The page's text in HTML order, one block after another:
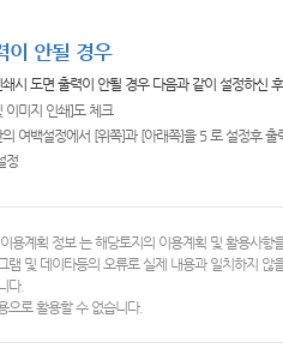
이 안될 경우
시 도면 출력이 안될 경우 다음과 같이 설정하신
이미지 인쇄]도 체크
여백설정에서 [위쪽]과 [아래쪽]을 5 로 설정후 출
정
용계획 정보 는 해당토지의 이용계획 및 활용사
램 및 데이타등의 오류로 실제 내용과 일치하지
다.
으로 활용할 수 없습니다.